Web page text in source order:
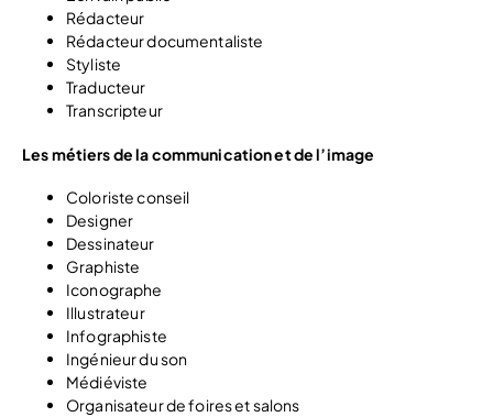
Rédacteur
Rédacteur documentaliste
Styliste
Traducteur
Transcripteur
Les métiers de la communication et de l’image
Coloriste conseil
Designer
Dessinateur
Graphiste
Iconographe
Illustrateur
Infographiste
Ingénieur du son
Médiéviste
Organisateur de foires et salons